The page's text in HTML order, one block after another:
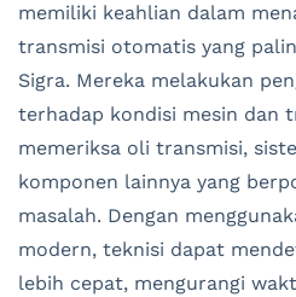
memiliki keahlian dalam
transmisi otomatis yang
Sigra. Mereka melakukan
terhadap kondisi mesin dan
memeriksa oli transmisi,
komponen lainnya yang
masalah. Dengan
modern, teknisi dapat
lebih cepat, mengurangi